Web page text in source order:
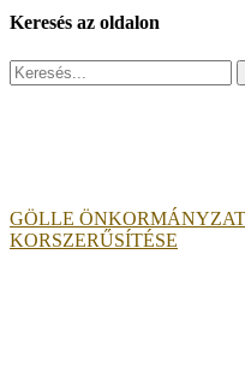
Keresés az oldalon
Search
for:
GÖLLE
KORSZERŰSÍTÉSE